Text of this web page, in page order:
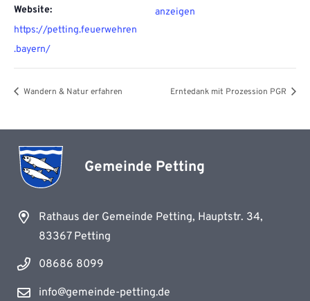
Website:
https://petting.feuerwehren
.bayern/
anzeigen
Wandern & Natur erfahren Erntedank mit Prozession PGR
Gemeinde Petting
Rathaus der Gemeinde Petting, Hauptstr. 34,
83367 Petting
08686 8099
info@gemeinde-petting.de